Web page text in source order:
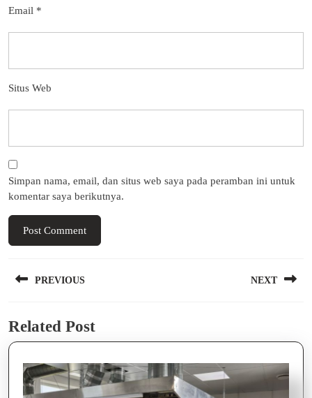
Email *
Situs Web
Simpan nama, email, dan situs web saya pada peramban ini untuk
komentar saya berikutnya.
pos
PREVIOUS
post:
NEXT
Related Post